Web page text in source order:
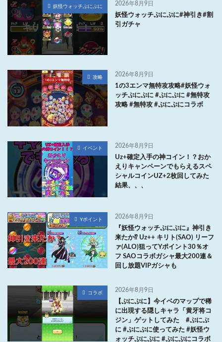
妖怪ウォッチぷにぷに 2026年8月9日
妖怪ウォッチぷにぷに#神引き#割
引ガチャ
攻略 2026年8月9日
1の3エンマ無特攻攻略#妖怪ウォ
ッチぷにぷに #ぷにぷに #無特攻
攻略 #無特攻 #ぷにぷにコラボ
イベント 2026年8月9日
Uz+確定入手の神コイン！？おか
えりキャンペーンでもらえるスペ
シャルコインUZ+2枚回してみた
結果、、、
Yポイント 2026年8月9日
『妖怪ウォッチぷにぷに』神引き
来たか⁉ Uz++ キリト(SAO) リーフ
ァ(ALO)狙ってYポイント30％オ
フ SAOコラボガシャ最大200連＆
回し放題VIPガシャも
コラボ 2026年8月9日
【ぷにぷに】今イベのマップで稀
に出現する隠しキャラ「黄牙将コ
ジン」ゲットしてみた #ぷにぷ
に #ぷにぷに使ってみた #妖怪ウ
ォッチぷにぷに #ぷにぷにコラボ